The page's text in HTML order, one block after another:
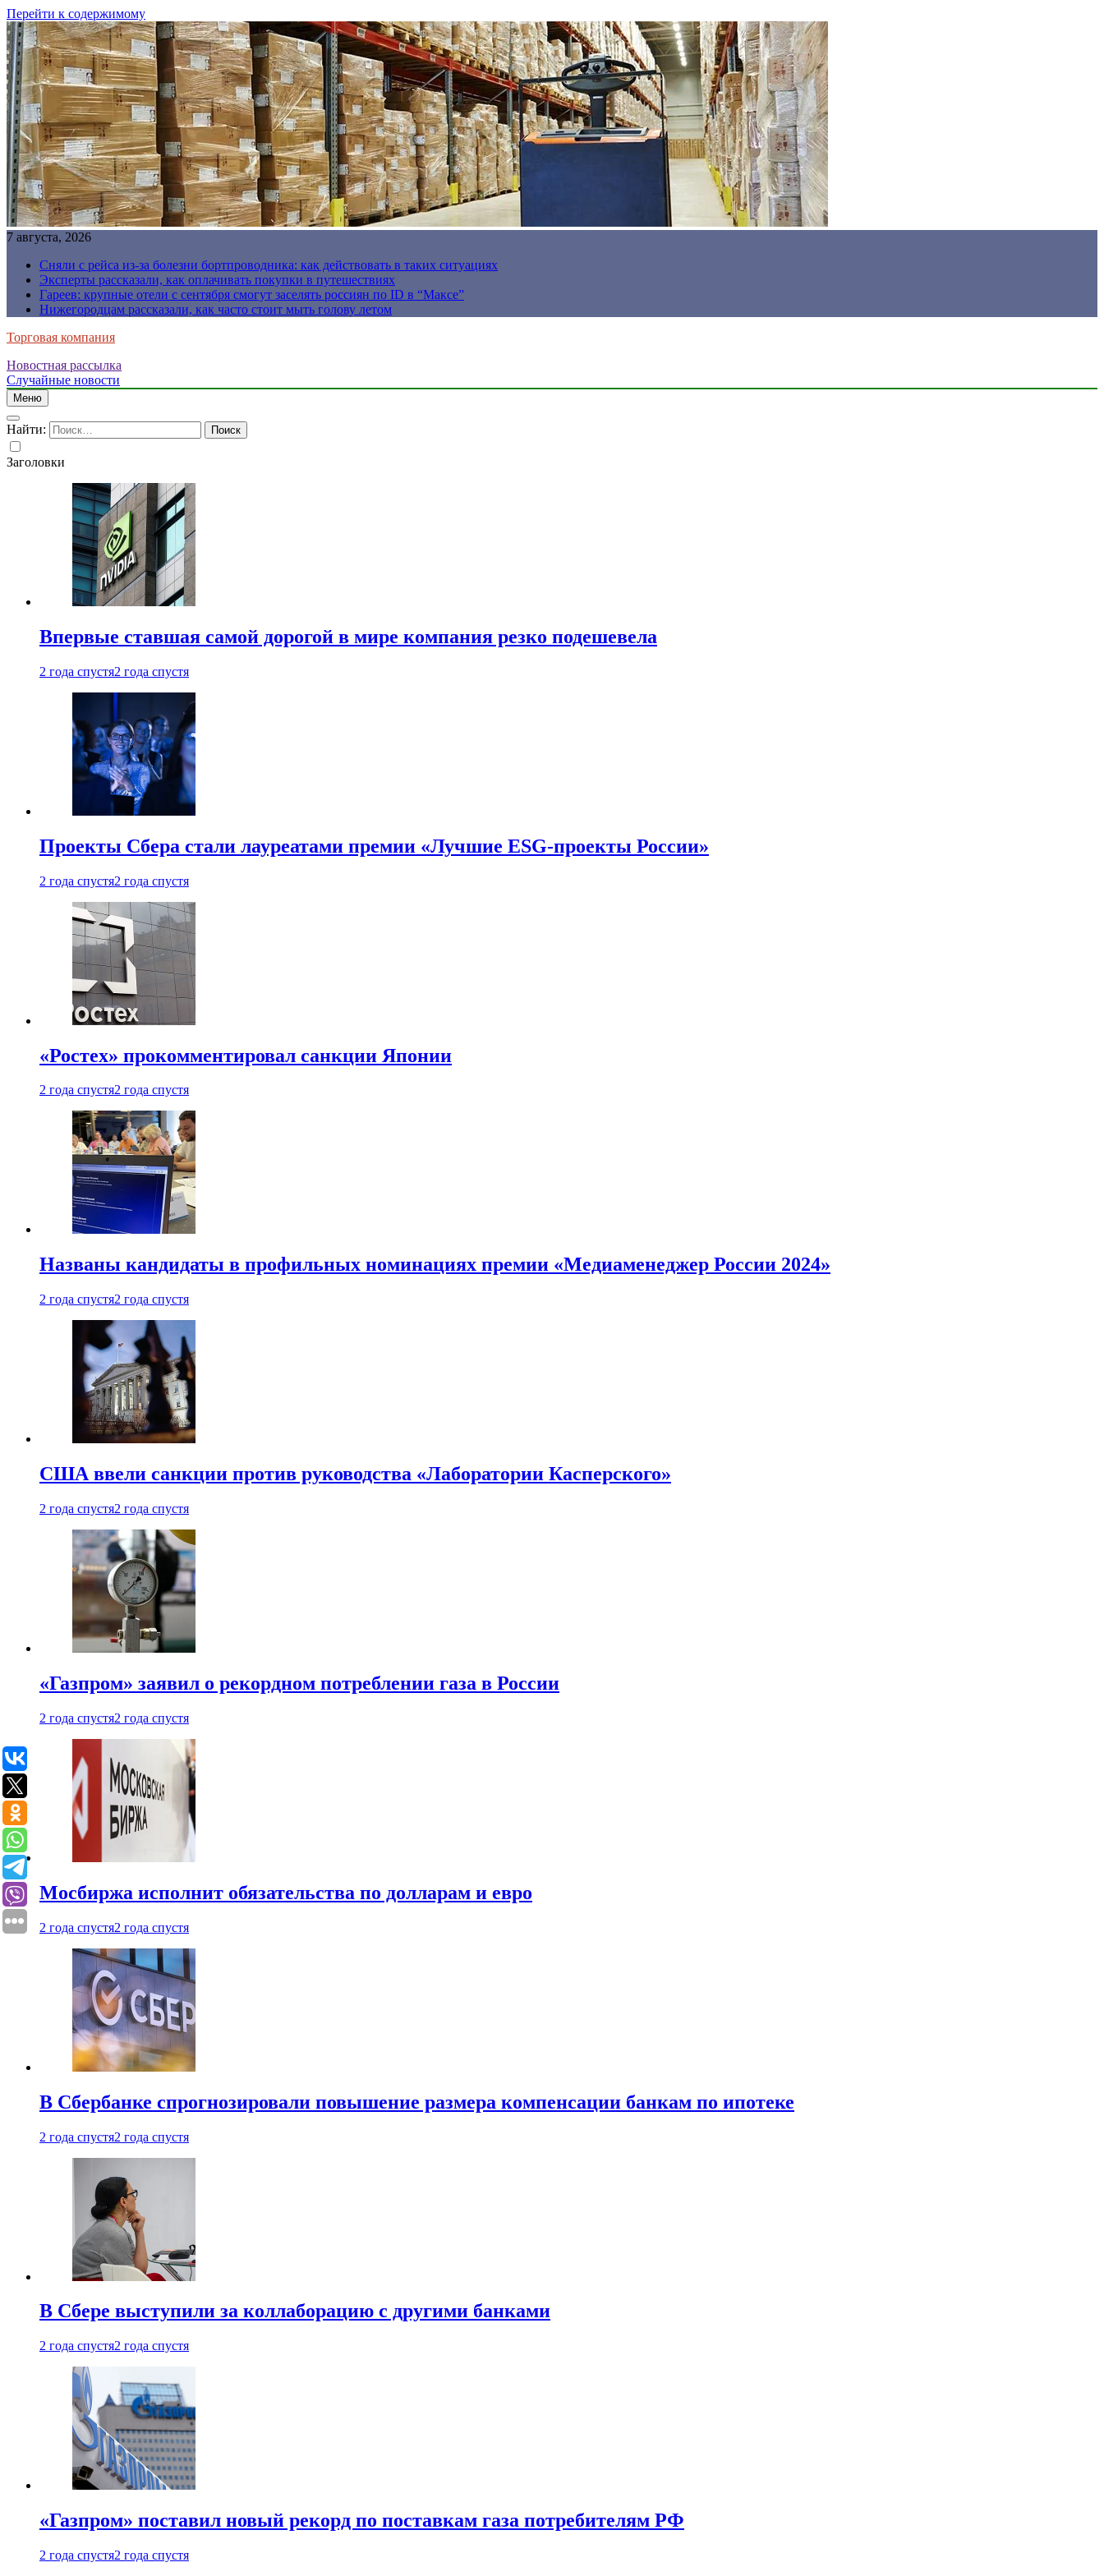
Перейти к содержимому
7 августа, 2026
Сняли с рейса из-за болезни бортпроводника: как действовать в таких ситуациях
Эксперты рассказали, как оплачивать покупки в путешествиях
Гареев: крупные отели с сентября смогут заселять россиян по ID в “Максе”
Нижегородцам рассказали, как часто стоит мыть голову летом
Торговая компания
Новостная рассылка
Случайные новости
Меню
Найти:
Заголовки
Впервые ставшая самой дорогой в мире компания резко подешевела
2 года спустя2 года спустя
Проекты Сбера стали лауреатами премии «Лучшие ESG-проекты России»
2 года спустя2 года спустя
«Ростех» прокомментировал санкции Японии
2 года спустя2 года спустя
Названы кандидаты в профильных номинациях премии «Медиаменеджер России 2024»
2 года спустя2 года спустя
США ввели санкции против руководства «Лаборатории Касперского»
2 года спустя2 года спустя
«Газпром» заявил о рекордном потреблении газа в России
2 года спустя2 года спустя
Мосбиржа исполнит обязательства по долларам и евро
2 года спустя2 года спустя
В Сбербанке спрогнозировали повышение размера компенсации банкам по ипотеке
2 года спустя2 года спустя
В Сбере выступили за коллаборацию с другими банками
2 года спустя2 года спустя
«Газпром» поставил новый рекорд по поставкам газа потребителям РФ
2 года спустя2 года спустя